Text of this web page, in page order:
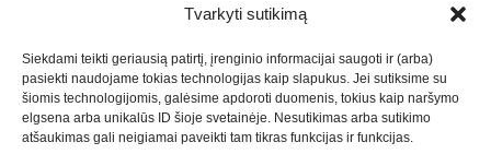
Tvarkyti sutikimą
Siekdami teikti geriausią patirtį, įrenginio informacijai saugoti ir (arba)
pasiekti naudojame tokias technologijas kaip slapukus. Jei sutiksime su
šiomis technologijomis, galėsime apdoroti duomenis, tokius kaip naršymo
elgsena arba unikalūs ID šioje svetainėje. Nesutikimas arba sutikimo
atšaukimas gali neigiamai paveikti tam tikras funkcijas ir funkcijas.
Pirkimo sąlygos ir taisyklės
Privatumo politika
Sekite mus